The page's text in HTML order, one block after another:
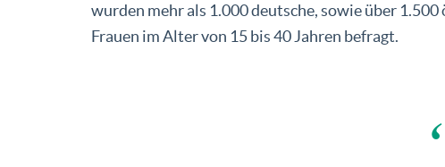
wurden mehr als 1.000 deutsche, sowie über
Frauen im Alter von 15 bis 40 Jahren befragt.